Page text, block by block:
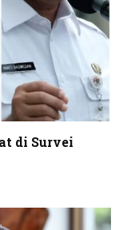
di Survei